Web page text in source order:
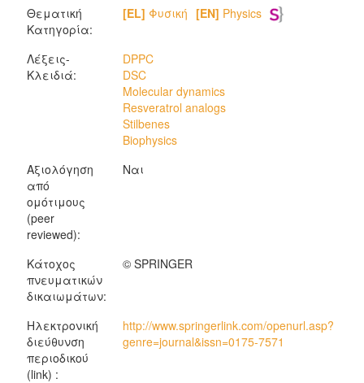
Θεματική
Κατηγορία:
[EL] Φυσική [EN] Physics
Λέξεις-
Κλειδιά:
DPPC
DSC
Molecular dynamics
Resveratrol analogs
Stilbenes
Biophysics
Αξιολόγηση
από
ομότιμους
(peer
reviewed):
Ναι
Κάτοχος
πνευματικών
δικαιωμάτων:
© SPRINGER
Ηλεκτρονική
διεύθυνση
περιοδικού
(link) :
http://www.springerlink.com/openurl.asp?
genre=journal&issn=0175-7571